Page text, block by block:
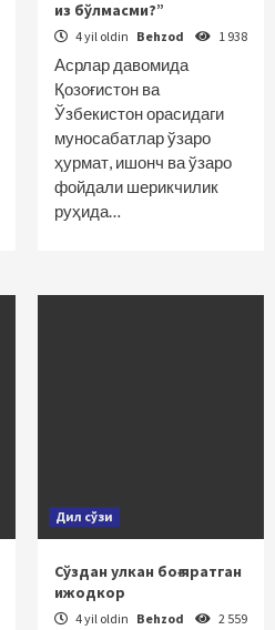
из бўлмасми?”
4 yil oldin Behzod 1 938
Асрлар давомида
Қозоғистон ва
Ўзбекистон орасидаги
муносабатлар ўзаро
ҳурмат, ишонч ва ўзаро
фойдали шерикчилик
руҳида…
Дил сўзи
Сўздан улкан боғ яратган
ижодкор
4 yil oldin Behzod 2 559